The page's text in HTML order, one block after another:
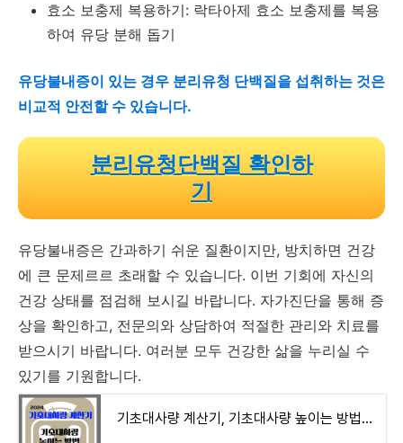
효소 보충제 복용하기: 락타아제 효소 보충제를 복용
하여 유당 분해 돕기
유당불내증이 있는 경우 분리유청 단백질을 섭취하는 것은
비교적 안전할 수 있습니다.
분리유청단백질 확인하
기
유당불내증은 간과하기 쉬운 질환이지만, 방치하면 건강
에 큰 문제르르 초래할 수 있습니다. 이번 기회에 자신의
건강 상태를 점검해 보시길 바랍니다. 자가진단을 통해 증
상을 확인하고, 전문의와 상담하여 적절한 관리와 치료를
받으시기 바랍니다. 여러분 모두 건강한 삶을 누리실 수
있기를 기원합니다.
기초대사량 계산기, 기초대사량 높이는 방법 2024 (다이어트 계산기) - 율곡 정보장터